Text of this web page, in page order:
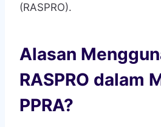
(RASPRO).
Alasan
RASPRO dalam
PPRA?